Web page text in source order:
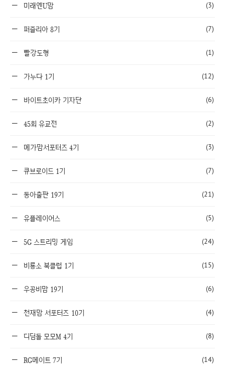
미래엔U맘 (3)
퍼즐리아 8기 (7)
빨강도형 (1)
가누다 1기 (12)
바이트초이카 기자단 (6)
45회 유교전 (2)
메가맘서포터즈 4기 (3)
큐브로이드 1기 (7)
동아출판 19기 (21)
유플레이어스 (5)
5G 스트리밍 게임 (24)
비룡소 북클럽 1기 (15)
우공비맘 19기 (6)
천재맘 서포터즈 10기 (4)
디딤돌 모모M 4기 (8)
RG메이트 7기 (14)